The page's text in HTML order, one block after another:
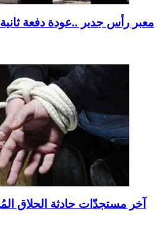
معبر رأس جدير ..عودة دفعة